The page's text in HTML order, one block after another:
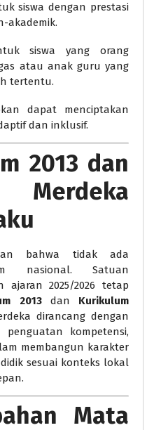
siswa dengan prestasi
akademik.
siswa yang orang
atau anak guru yang
tertentu.
dapat menciptakan
dan inklusif.
2013 dan
Merdeka
bahwa tidak ada
nasional. Satuan
2025/2026 tetap
2013dan Kurikulum
dirancang dengan
kompetensi,
membangun karakter
sesuai konteks lokal
Mata